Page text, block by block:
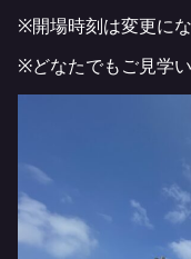
※開場時刻は変更に
※どなたでもご見学い